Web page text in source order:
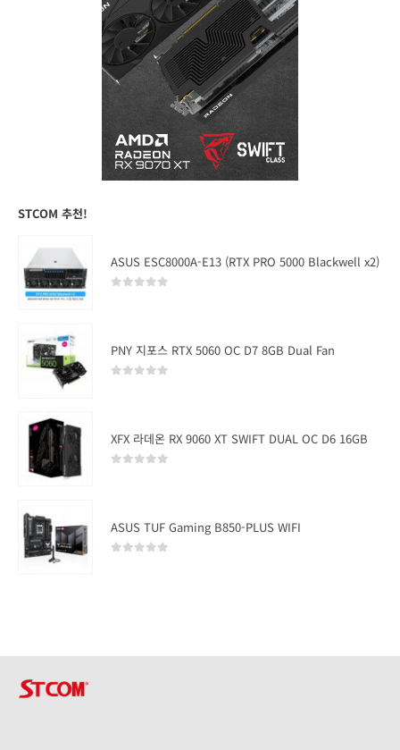
STCOM 추천!
ASUS ESC8000A-E13 (RTX PRO 5000 Blackwell x2)
PNY 지포스 RTX 5060 OC D7 8GB Dual Fan
XFX 라데온 RX 9060 XT SWIFT DUAL OC D6 16GB
ASUS TUF Gaming B850-PLUS WIFI